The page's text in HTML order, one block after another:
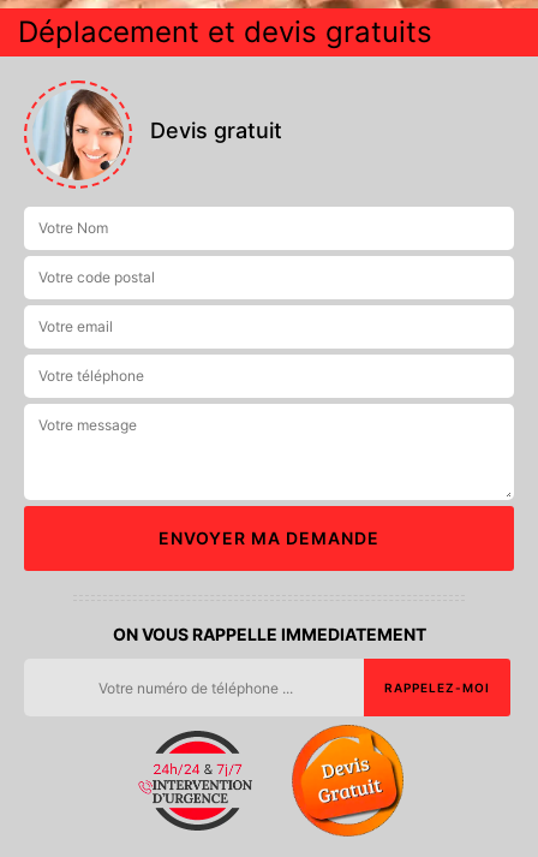
Déplacement et devis gratuits
Devis gratuit
ON VOUS RAPPELLE IMMEDIATEMENT